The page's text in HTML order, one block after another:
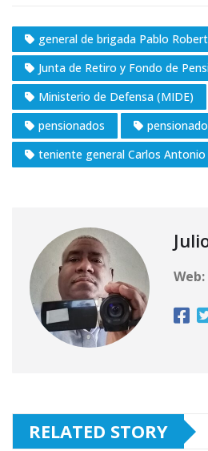
general de brigada Pablo
Junta de Retiro y Fondo de
Ministerio de Defensa (MIDE)
pensionados
teniente general Carlos
Web:
RELATED STORY